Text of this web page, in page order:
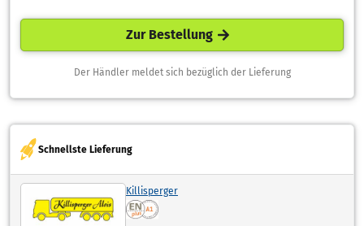
Zur Bestellung
Der Händler meldet sich bezüglich der Lieferung
Schnellste Lieferung
Killisperger